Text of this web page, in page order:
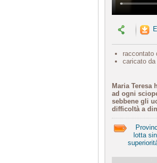
raccontato
caricato
Maria Teresa
ad ogni
sebbene gli
difficoltà a
lotta